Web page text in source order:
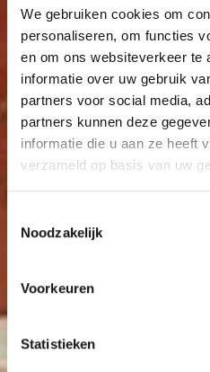
We gebruiken cookies om
personaliseren, om functies
en om ons websiteverkeer te
informatie over uw gebruik
partners voor social media,
partners kunnen deze
informatie die u aan ze heeft
verzameld op basis van uw
Noodzakelijk
Voorkeuren
Statistieken